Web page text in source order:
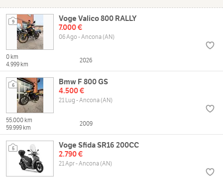
9
Voge Valico 800 RALLY
7.000 €
06 Ago - Ancona (AN)
0 km
4.999 km
2026
6
Bmw F 800 GS
4.500 €
21 Lug - Ancona (AN)
55.000 km
59.999 km
2009
5
Voge Sfida SR16 200CC
2.790 €
21 Apr - Ancona (AN)